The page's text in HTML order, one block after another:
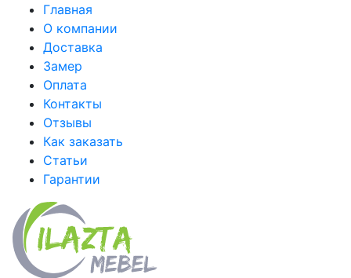
Главная
О компании
Доставка
Замер
Оплата
Контакты
Отзывы
Как заказать
Статьи
Гарантии